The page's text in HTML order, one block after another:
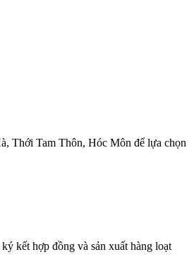
Thới Tam Thôn, Hóc Môn để lựa chọn
kết hợp đồng và sản xuất hàng loạt